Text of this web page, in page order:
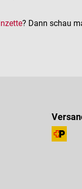
? Dann schau